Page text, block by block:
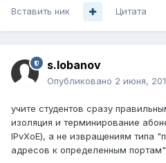
Вставить ник Цитата
s.lobanov
Опубликовано 2 июня,
учите студентов сразу
изоляция и терминирование
IPvXoE), а не извращениям типа
адресов к определенным портам"